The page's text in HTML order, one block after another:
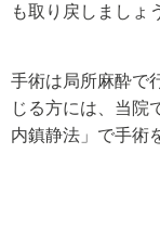
も取り戻しましょ
手術は局所麻酔で
じる方には、当院
内鎮静法」で手術